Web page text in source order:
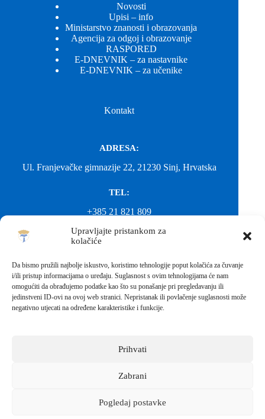
Upravljajte pristankom za
kolačiće
Da bismo pružili najbolje iskustvo, koristimo tehnologije poput kolačića za čuvanje
i/ili pristup informacijama o uređaju. Suglasnost s ovim tehnologijama će nam
omogućiti da obrađujemo podatke kao što su ponašanje pri pregledavanju ili
jedinstveni ID-ovi na ovoj web stranici. Nepristanak ili povlačenje suglasnosti može
negativno utjecati na određene karakteristike i funkcije.
Prihvati
Zabrani
Pogledaj postavke
Novosti
Upisi – info
Ministarstvo znanosti i obrazovanja
Agencija za odgoj i obrazovanje
RASPORED
E-DNEVNIK – za nastavnike
E-DNEVNIK – za učenike
Kontakt
ADRESA:
Ul. Franjevačke gimnazije 22, 21230 Sinj, Hrvatska
TEL:
+385 21 821 809
EMAIL:
EMAIL:
fkgsinj@gmail.com
Svako neovlašteno preuzimanje fotografija i sadržaja s ove web
Sva prava pridržana © 2026 - FRANJEVAČKA KLASIČNA
PRAVOM JAVNOSTI